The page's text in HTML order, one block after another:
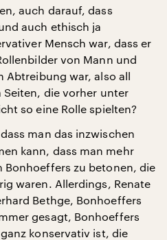
auch darauf, dass
auch ethisch ja
Mensch war, dass er
von Mann und
Abtreibung war, also all
Seiten, die vorher unter
so eine Rolle spielten?
man das inzwischen
kann, dass man mehr
Bonhoeffers zu betonen, die
waren. Allerdings, Renate
Bethge, Bonhoeffers
gesagt, Bonhoeffers
konservativ ist, die